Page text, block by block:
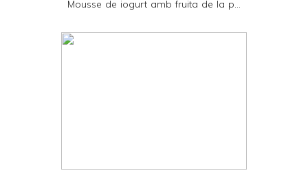
d
Mousse de iogurt amb fruita de la p...